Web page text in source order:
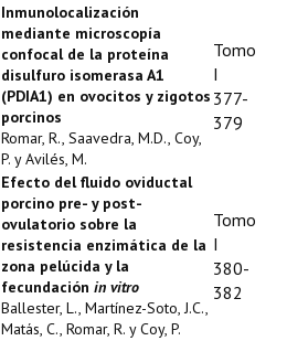
Inmunolocalización
mediante microscopía
confocal de la proteína
disulfuro isomerasa A1
(PDIA1) en ovocitos y zigotos
porcinos
Romar, R., Saavedra, M.D., Coy,
P. y Avilés, M.
Tomo
I
377-
379
Efecto del fluido oviductal
porcino pre- y post-
ovulatorio sobre la
resistencia enzimática de la
zona pelúcida y la
fecundación in vitro
Ballester, L., Martínez-Soto, J.C.,
Matás, C., Romar, R. y Coy, P.
Tomo
I
380-
382